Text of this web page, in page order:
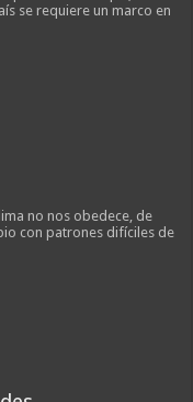
se requiere un marco en
no nos obedece, de
con patrones difíciles de